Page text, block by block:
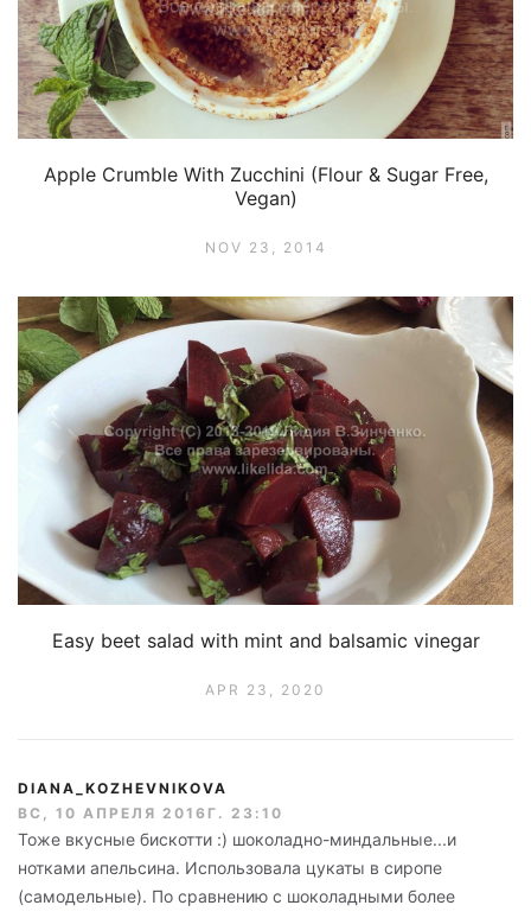
Apple Crumble With Zucchini (Flour & Sugar Free,
Vegan)
NOV 23, 2014
Easy beet salad with mint and balsamic vinegar
APR 23, 2020
DIANA_KOZHEVNIKOVA
ВС, 10 АПРЕЛЯ 2016Г. 23:10
Тоже вкусные бискотти :) шоколадно-миндальные...и
нотками апельсина. Использовала цукаты в сиропе
(самодельные). По сравнению с шоколадными более